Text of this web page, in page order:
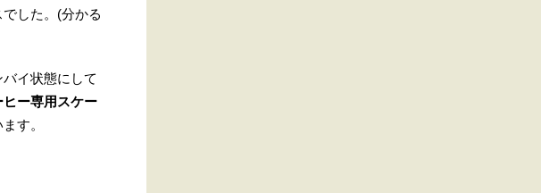
した。(分かる
イ状態にして
ヒー専用スケー
す。